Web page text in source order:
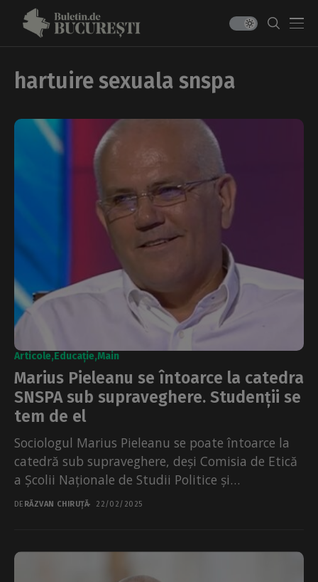
hartuire sexuala snspa
Articole Educație Main
Marius Pieleanu se întoarce la catedra
SNSPA sub supraveghere. Studenții se
tem de el
Sociologul Marius Pieleanu se poate întoarce la
catedră sub supraveghere, deși Comisia de Etică
a Școlii Naționale de Studii Politice și
Administrative (SNSPA)...
DE RĂZVAN CHIRUȚĂ 22/02/2025